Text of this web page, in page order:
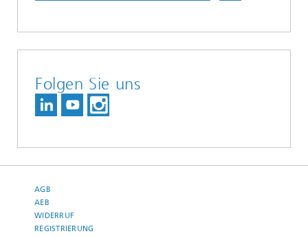
Folgen Sie uns
AGB
AEB
WIDERRUF
REGISTRIERUNG